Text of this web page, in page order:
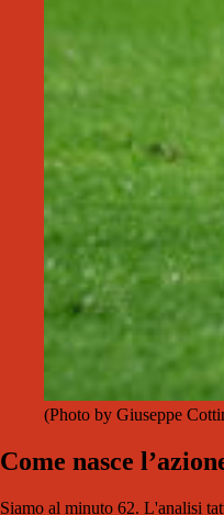
(Photo by Giuseppe
Come nasce
Siamo al minuto 62. L'analisi